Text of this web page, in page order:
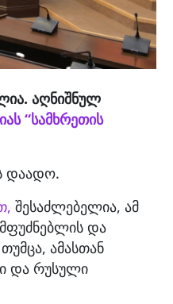
აღნიშნულ
“სამხრეთის
დაადო.
შესაძლებელია, ამ
და
ამასთან
და რუსული